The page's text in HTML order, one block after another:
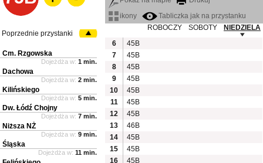
ikony
Tabliczka jak na przystanku
ROBOCZY
SOBOTY
NIEDZIELA
6
45B
7
45B
8
45B
9
45B
10
45B
11
45B
12
45B
13
46B
14
45B
15
45B
16
45B
Poprzednie przystanki
Cm. Rzgowska
Dojeżdża w: 1 min.
Dachowa
Dojeżdża w: 2 min.
Kilińskiego
Dojeżdża w: 5 min.
Dw. Łódź Chojny
Dojeżdża w: 7 min.
Niższa NŻ
Dojeżdża w: 9 min.
Śląska
Dojeżdża w: 11 min.